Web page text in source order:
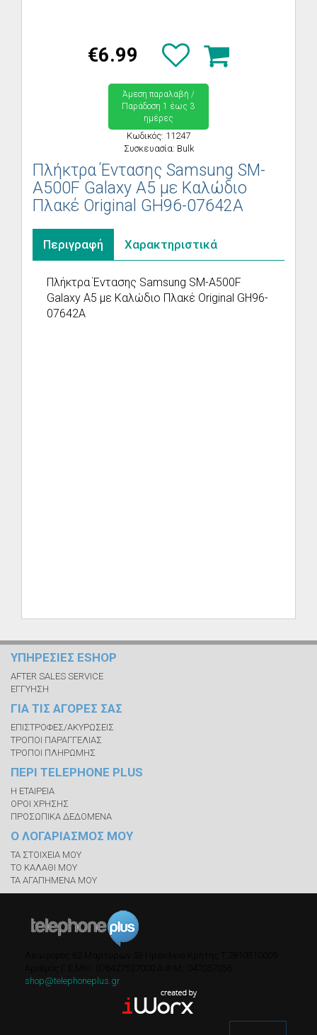
€6.99
Άμεση παραλαβή /
Παράδoση 1 έως 3
ημέρες
Κωδικός: 11247
Συσκευασία: Bulk
Πλήκτρα Έντασης Samsung SM-
A500F Galaxy A5 με Καλώδιο
Πλακέ Original GH96-07642A
Περιγραφή Χαρακτηριστικά
Πλήκτρα Έντασης Samsung SM-A500F
Galaxy A5 με Καλώδιο Πλακέ Original GH96-
07642A
ΥΠΗΡΕΣΙΕΣ ESHOP
AFTER SALES SERVICE
ΕΓΓΥΗΣΗ
ΓΙΑ ΤΙΣ ΑΓΟΡΕΣ ΣΑΣ
ΕΠΙΣΤΡΟΦΕΣ/ΑΚΥΡΩΣΕΙΣ
ΤΡΟΠΟΙ ΠΑΡΑΓΓΕΛΙΑΣ
ΤΡΟΠΟΙ ΠΛΗΡΩΜΗΣ
ΠΕΡΙ TELEPHONE PLUS
Η ΕΤΑΙΡΕΙΑ
ΟΡΟΙ ΧΡΗΣΗΣ
ΠΡΟΣΩΠΙΚΑ ΔΕΔΟΜΕΝΑ
Ο ΛΟΓΑΡΙΑΣΜΟΣ ΜΟΥ
ΤΑ ΣΤΟΙΧΕΙΑ ΜΟΥ
ΤΟ ΚΑΛΑΘΙ ΜΟΥ
ΤΑ ΑΓΑΠΗΜΕΝΑ ΜΟΥ
shop@telephoneplus.gr